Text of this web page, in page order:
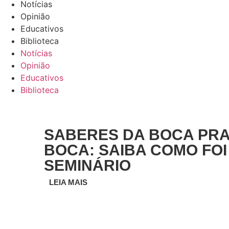
Notícias
Opinião
Educativos
Biblioteca
Notícias
Opinião
Educativos
Biblioteca
SABERES DA BOCA
BOCA: SAIBA COMO
SEMINÁRIO
LEIA MAIS